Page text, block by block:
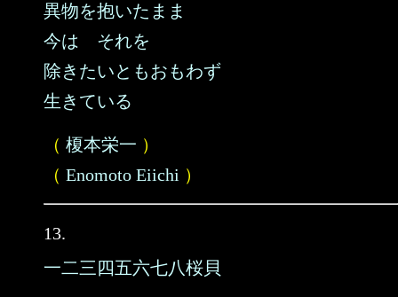
異物を抱いたまま
今は それを
除きたいともおもわず
生きている
（ 榎本栄一 ）
（ Enomoto Eiichi ）
13.
一二三四五六七八桜貝